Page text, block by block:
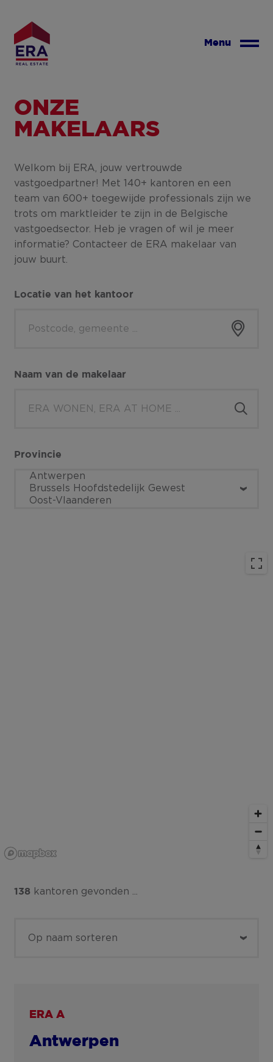
inhoud
Menu
ONZE
MAKELAARS
Welkom bij ERA, jouw vertrouwde
vastgoedpartner! Met 140+ kantoren en een
team van 600+ toegewijde professionals zijn we
trots om marktleider te zijn in de Belgische
vastgoedsector. Heb je vragen of wil je meer
informatie? Contacteer de ERA makelaar van
jouw buurt.
Locatie van het kantoor
Locatie
Naam van de makelaar
Provincie
138 kantoren gevonden ...
ERA A
Antwerpen